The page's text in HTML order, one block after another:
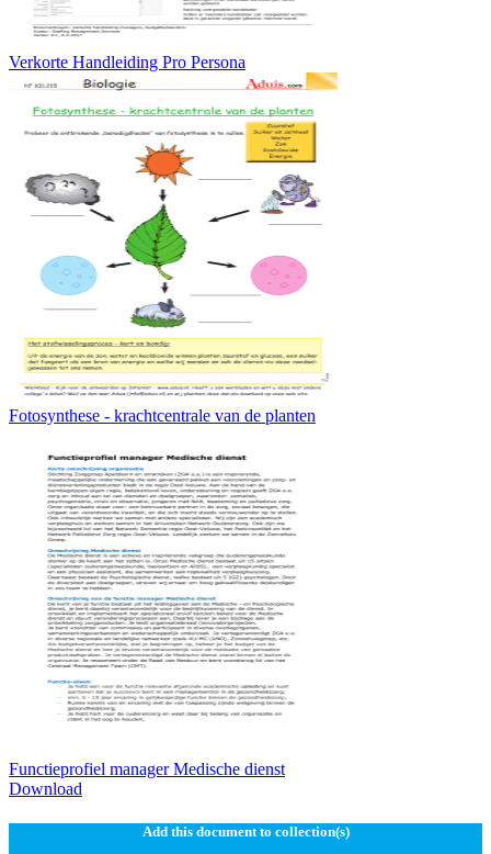
Verkorte Handleiding Pro Persona
Fotosynthese - krachtcentrale van de planten
Functieprofiel manager Medische dienst
Download
Add this document to collection(s)